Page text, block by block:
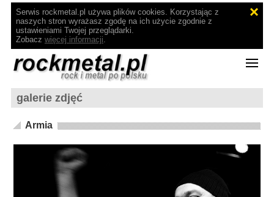
Serwis rockmetal.pl używa plików cookies. Korzystając z
naszych stron wyrażasz zgodę na ich użycie zgodnie z
ustawieniami Twojej przeglądarki.
Zobacz więcej informacji.
galerie zdjęć
Armia